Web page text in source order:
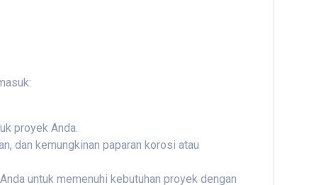
proyek Anda.
dan kemungkinan paparan korosi atau
untuk memenuhi kebutuhan proyek dengan